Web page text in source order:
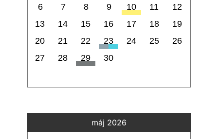
6
7 8 9 10 11
12
13
14 15 16 17 18
19
20
21 22 23 24 25
26
27
28 29 30
máj 2026